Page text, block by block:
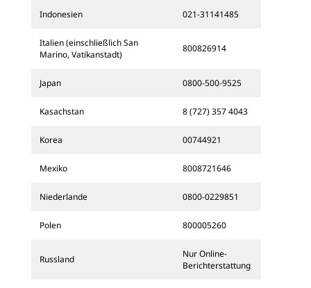
Indonesien 021-31141485
Italien (einschließlich San
Marino, Vatikanstadt)
800826914
Japan 0800-500-9525
Kasachstan 8 (727) 357 4043
Korea 00744921
Mexiko 8008721646
Niederlande 0800-0229851
Polen 800005260
Russland
Nur Online-
Berichterstattung